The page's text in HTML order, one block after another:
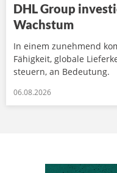
DHL Group
Wachstum
In einem zunehmend
Fähigkeit, globale
steuern, an Bedeutung.
06.08.2026